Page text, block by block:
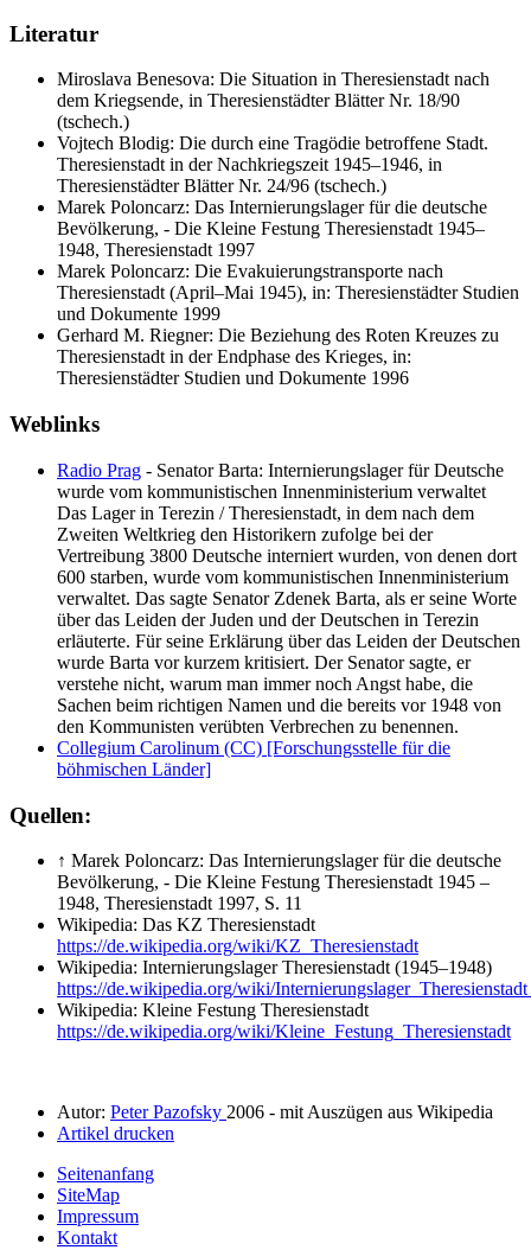
Literatur
Miroslava Benesova: Die Situation in Theresienstadt nach
dem Kriegsende, in Theresienstädter Blätter Nr. 18/90
(tschech.)
Vojtech Blodig: Die durch eine Tragödie betroffene Stadt.
Theresienstadt in der Nachkriegszeit 1945–1946, in
Theresienstädter Blätter Nr. 24/96 (tschech.)
Marek Poloncarz: Das Internierungslager für die deutsche
Bevölkerung, - Die Kleine Festung Theresienstadt 1945–
1948, Theresienstadt 1997
Marek Poloncarz: Die Evakuierungstransporte nach
Theresienstadt (April–Mai 1945), in: Theresienstädter Studien
und Dokumente 1999
Gerhard M. Riegner: Die Beziehung des Roten Kreuzes zu
Theresienstadt in der Endphase des Krieges, in:
Theresienstädter Studien und Dokumente 1996
Weblinks
Radio Prag - Senator Barta: Internierungslager für Deutsche
wurde vom kommunistischen Innenministerium verwaltet
Das Lager in Terezin / Theresienstadt, in dem nach dem
Zweiten Weltkrieg den Historikern zufolge bei der
Vertreibung 3800 Deutsche interniert wurden, von denen dort
600 starben, wurde vom kommunistischen Innenministerium
verwaltet. Das sagte Senator Zdenek Barta, als er seine Worte
über das Leiden der Juden und der Deutschen in Terezin
erläuterte. Für seine Erklärung über das Leiden der Deutschen
wurde Barta vor kurzem kritisiert. Der Senator sagte, er
verstehe nicht, warum man immer noch Angst habe, die
Sachen beim richtigen Namen und die bereits vor 1948 von
den Kommunisten verübten Verbrechen zu benennen.
Collegium Carolinum (CC) [Forschungsstelle für die
böhmischen Länder]
Quellen:
↑ Marek Poloncarz: Das Internierungslager für die deutsche
Bevölkerung, - Die Kleine Festung Theresienstadt 1945 –
1948, Theresienstadt 1997, S. 11
Wikipedia: Das KZ Theresienstadt
https://de.wikipedia.org/wiki/KZ_Theresienstadt
Wikipedia: Internierungslager Theresienstadt (1945–1948)
https://de.wikipedia.org/wiki/
Wikipedia: Kleine Festung Theresienstadt
https://de.wikipedia.org/wiki/Kleine_Festung_Theresienstadt
Autor: Peter Pazofsky 2006 - mit Auszügen aus Wikipedia
Artikel drucken
Seitenanfang
SiteMap
Impressum
Kontakt